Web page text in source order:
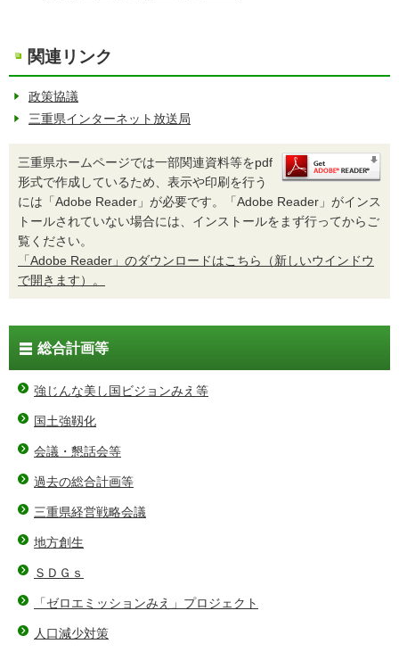
関連リンク
政策協議
三重県インターネット放送局
三重県ホームページでは一部関連資料等をpdf
形式で作成しているため、表示や印刷を行う
には「Adobe Reader」が必要です。「Adobe Reader」がインス
トールされていない場合には、インストールをまず行ってからご
覧ください。
「Adobe Reader」のダウンロードはこちら（新しいウインドウ
で開きます）。
総合計画等
強じんな美し国ビジョンみえ等
国土強靱化
会議・懇話会等
過去の総合計画等
三重県経営戦略会議
地方創生
ＳＤＧｓ
「ゼロエミッションみえ」プロジェクト
人口減少対策